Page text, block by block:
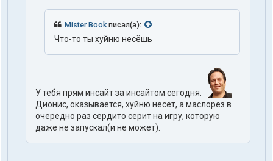
Mister Bookписал(а):
Что-то ты хуйню несёшь
У тебя прям инсайт за инсайтом сегодня.
Дионис, оказывается, хуйню несёт, а маслорез в
очередно раз сердито серит на игру, которую
даже не запускал(и не может).